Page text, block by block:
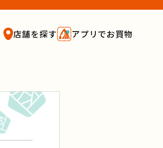
店舗を探す アプリでお買物